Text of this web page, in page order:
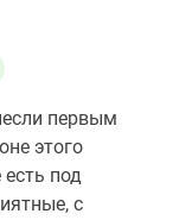
первым
этого
под
с